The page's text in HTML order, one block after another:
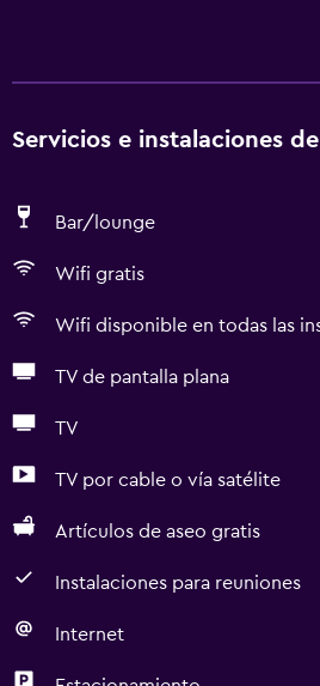
Servicios e instalaciones
Bar/lounge
Wifi gratis
Wifi disponible en todas las
TV de pantalla plana
TV
TV por cable o vía satélite
Artículos de aseo gratis
Instalaciones para reuniones
Internet